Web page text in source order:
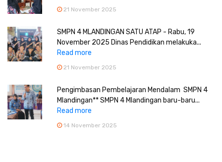
21 November 2025
SMPN 4 MLANDINGAN SATU ATAP - Rabu, 19
November 2025 Dinas Pendidikan melakuka...
Read more
21 November 2025
Pengimbasan Pembelajaran Mendalam SMPN 4
Mlandingan** SMPN 4 Mlandingan baru-baru...
Read more
14 November 2025